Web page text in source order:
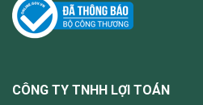
CÔNG TY TNHH LỢI TOÁN